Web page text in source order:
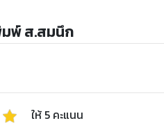
พ์ ส.สมนึก
ให้ 5 คะแนน